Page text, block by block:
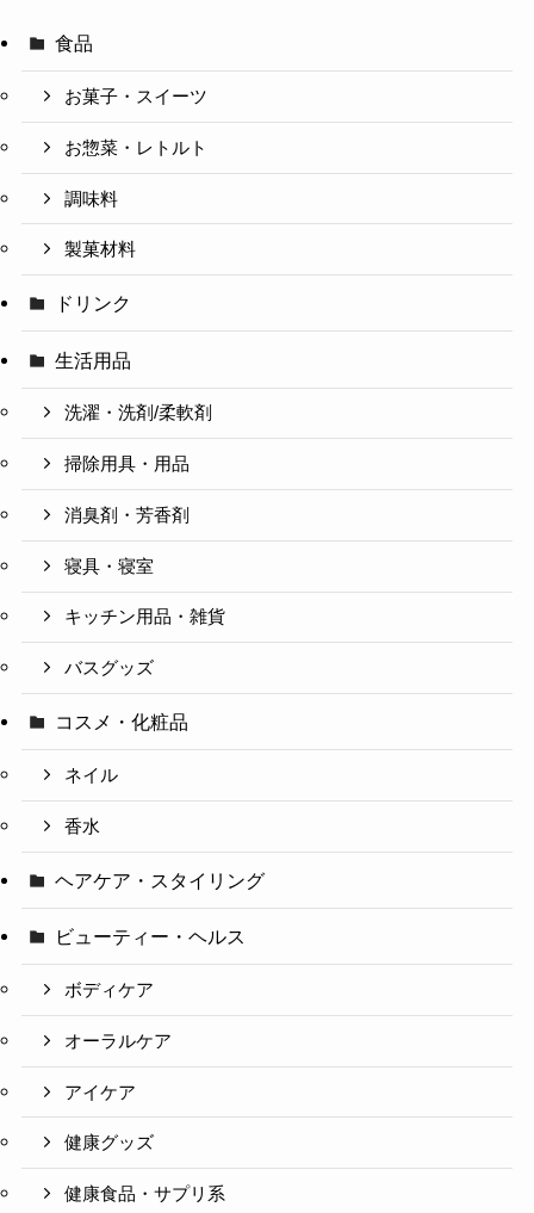
食品
お菓子・スイーツ
お惣菜・レトルト
調味料
製菓材料
ドリンク
生活用品
洗濯・洗剤/柔軟剤
掃除用具・用品
消臭剤・芳香剤
寝具・寝室
キッチン用品・雑貨
バスグッズ
コスメ・化粧品
ネイル
香水
ヘアケア・スタイリング
ビューティー・ヘルス
ボディケア
オーラルケア
アイケア
健康グッズ
健康食品・サプリ系